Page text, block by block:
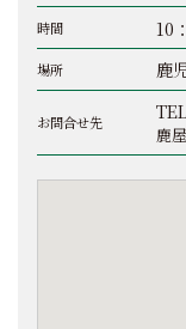
時間 10
場所 鹿
お問合せ先
鹿